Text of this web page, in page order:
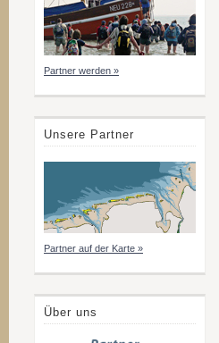
Partner werden »
Unsere Partner
Partner auf der Karte »
Über uns